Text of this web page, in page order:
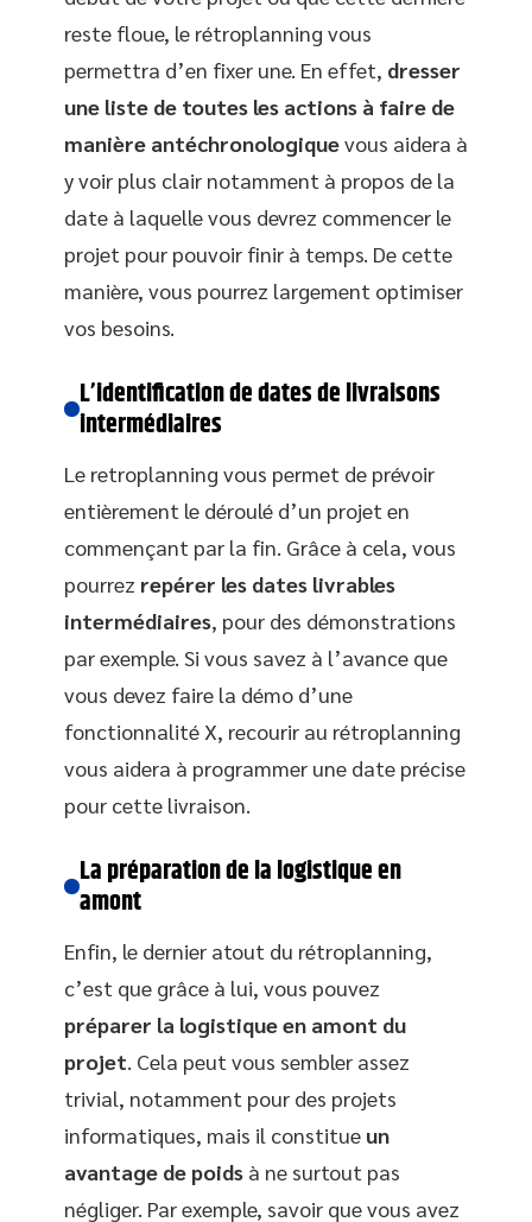
reste floue, le rétroplanning vous
permettra d’en fixer une. En effet, dresser
une liste de toutes les actions à faire de
manière antéchronologiquevous aidera à
y voir plus clair notamment à propos de la
date à laquelle vous devrez commencer le
projet pour pouvoir finir à temps. De cette
manière, vous pourrez largement optimiser
vos besoins.
L’identification de dates de livraisons
intermédiaires
Le retroplanning vous permet de prévoir
entièrement le déroulé d’un projet en
commençant par la fin. Grâce à cela, vous
pourrez repérer les dates livrables
intermédiaires, pour des démonstrations
par exemple. Si vous savez à l’avance que
vous devez faire la démo d’une
fonctionnalité X, recourir au rétroplanning
vous aidera à programmer une date précise
pour cette livraison.
La préparation de la logistique en
amont
Enfin, le dernier atout du rétroplanning,
c’est que grâce à lui, vous pouvez
préparer la logistique en amont du
projet. Cela peut vous sembler assez
trivial, notamment pour des projets
informatiques, mais il constitue un
avantage de poids à ne surtout pas
négliger. Par exemple, savoir que vous avez